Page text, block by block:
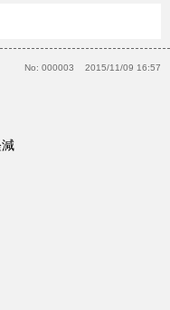
No: 000003 2015/11/09 16:57